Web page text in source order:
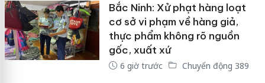
Bắc Ninh: Xử phạt hàng loạt
cơ sở vi phạm về hàng giả,
thực phẩm không rõ nguồn
gốc, xuất xứ
6 giờ trước Chuyển động 389